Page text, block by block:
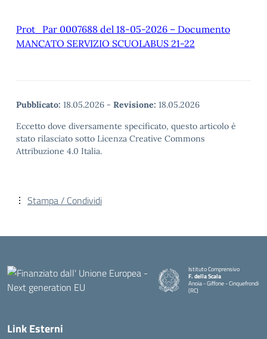
Prot_Par 0007688 del 18-05-2026 – Documento
MANCATO SERVIZIO SCUOLABUS 21-22
Pubblicato: 18.05.2026 - Revisione: 18.05.2026
Eccetto dove diversamente specificato, questo articolo è
stato rilasciato sotto Licenza Creative Commons
Attribuzione 4.0 Italia.
Stampa / Condividi
Istituto Comprensivo
F. della Scala
Anoia - Giffone - Cinquefrondi
(RC)
Link Esterni